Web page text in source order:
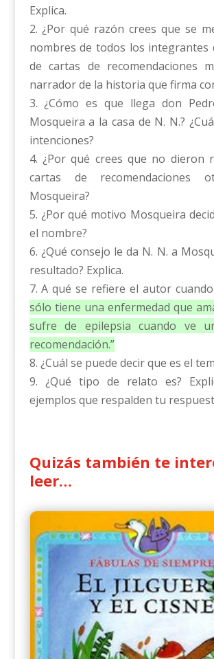
Explica.
2. ¿Por qué razón crees que se
nombres de todos los integrantes
de cartas de recomendaciones
narrador de la historia que firma
3. ¿Cómo es que llega don
Mosqueira a la casa de N. N.?
intenciones?
4. ¿Por qué crees que no dieron
cartas de recomendaciones
Mosqueira?
5. ¿Por qué motivo Mosqueira
el nombre?
6. ¿Qué consejo le da N. N. a
resultado? Explica.
7. A qué se refiere el autor
sólo tiene una enfermedad que
sufre de epilepsia cuando ve
recomendación.”
8. ¿Cuál se puede decir que es el
9. ¿Qué tipo de relato es?
ejemplos que respalden tu
Quizás también te
leer…